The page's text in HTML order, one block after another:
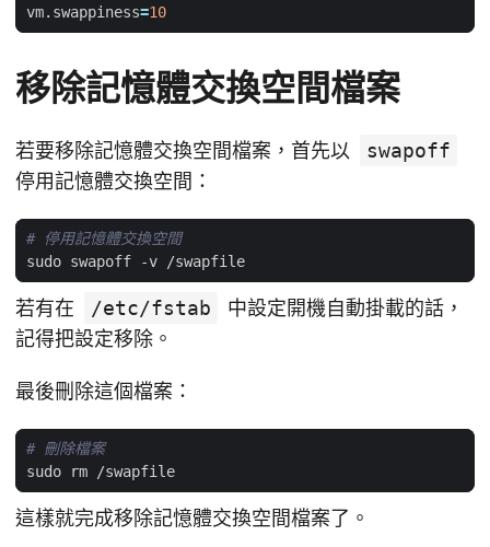
vm.swappiness=10
移除記憶體交換空間檔案
若要移除記憶體交換空間檔案，首先以
swapoff
停用記憶體交換空間：
# 停用記憶體交換空間
若有在 /etc/fstab
中設定開機自動掛載的話，
記得把設定移除。
最後刪除這個檔案：
# 刪除檔案
這樣就完成移除記憶體交換空間檔案了。